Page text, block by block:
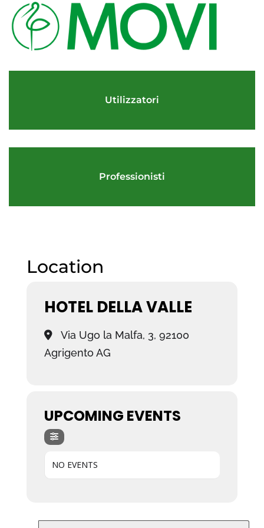
Utilizzatori
Professionisti
Location
HOTEL DELLA VALLE
Via Ugo la Malfa, 3, 92100
Agrigento AG
UPCOMING EVENTS
NO EVENTS